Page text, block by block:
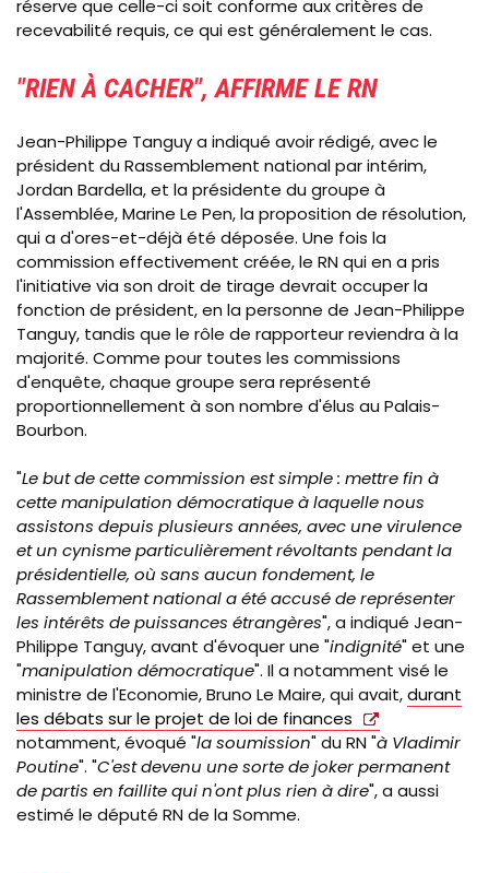
réserve que celle-ci soit conforme aux critères de
recevabilité requis, ce qui est généralement le cas.
"RIEN À CACHER", AFFIRME LE RN
Jean-Philippe Tanguy a indiqué avoir rédigé, avec le
président du Rassemblement national par intérim,
Jordan Bardella, et la présidente du groupe à
l'Assemblée, Marine Le Pen, la proposition de résolution,
qui a d'ores-et-déjà été déposée. Une fois la
commission effectivement créée, le RN qui en a pris
l'initiative via son droit de tirage devrait occuper la
fonction de président, en la personne de Jean-Philippe
Tanguy, tandis que le rôle de rapporteur reviendra à la
majorité. Comme pour toutes les commissions
d'enquête, chaque groupe sera représenté
proportionnellement à son nombre d'élus au Palais-
Bourbon.
"Le but de cette commission est simple : mettre fin à
cette manipulation démocratique à laquelle nous
assistons depuis plusieurs années, avec une virulence
et un cynisme particulièrement révoltants pendant la
présidentielle, où sans aucun fondement, le
Rassemblement national a été accusé de représenter
les intérêts de puissances étrangères", a indiqué Jean-
Philippe Tanguy, avant d'évoquer une "indignité" et une
"manipulation démocratique". Il a notamment visé le
ministre de l'Economie, Bruno Le Maire, qui avait,durant
les débats sur le projet de loi de finances
notamment, évoqué "la soumission" du RN "à Vladimir
Poutine". "C'est devenu une sorte de joker permanent
de partis en faillite qui n'ont plus rien à dire", a aussi
estimé le député RN de la Somme.